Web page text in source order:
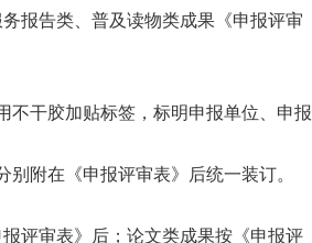
报告类、普及读物类成果《申报评审
干胶加贴标签，标明申报单位、申报
附在《申报评审表》后统一装订。
评审表》后；论文类成果按《申报评